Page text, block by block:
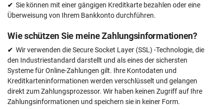
Sie können mit einer gängigen Kreditkarte bezahlen oder eine
Überweisung von Ihrem Bankkonto durchführen.
Wie schützen Sie meine Zahlungsinformationen?
Wir verwenden die Secure Socket Layer (SSL) -Technologie, die
den Industriestandard darstellt und als eines der sichersten
Systeme für Online-Zahlungen gilt. Ihre Kontodaten und
Kreditkarteninformationen werden verschlüsselt und gelangen
direkt zum Zahlungsprozessor. Wir haben keinen Zugriff auf Ihre
Zahlungsinformationen und speichern sie in keiner Form.